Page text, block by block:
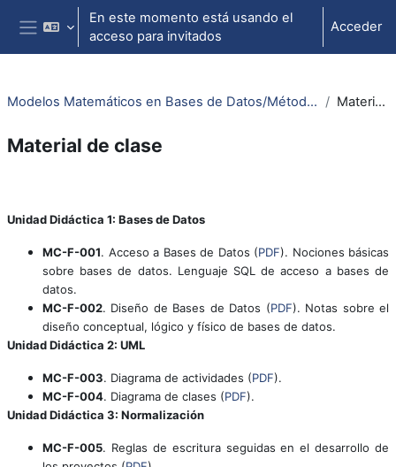
Salta al contenido principal
Panel lateral
En este momento está usando el
acceso para invitados
Acceder
Modelos Matemáticos en Bases de Datos/Métodos Matemáticos en Ingeniería del Software Material de clase
Material de clase
Unidad Didáctica 1: Bases de Datos
MC-F-001. Acceso a Bases de Datos (PDF). Nociones básicas
sobre bases de datos. Lenguaje SQL de acceso a bases de
datos.
MC-F-002. Diseño de Bases de Datos (PDF). Notas sobre el
diseño conceptual, lógico y físico de bases de datos.
Unidad Didáctica 2: UML
MC-F-003. Diagrama de actividades (PDF).
MC-F-004. Diagrama de clases (PDF).
Unidad Didáctica 3: Normalización
MC-F-005. Reglas de escritura seguidas en el desarrollo de